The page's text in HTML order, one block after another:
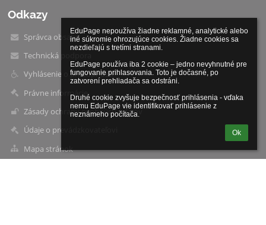
EduPage nepoužíva žiadne reklamné, analytické alebo
iné súkromie ohrozujúce cookies. Žiadne cookies sa
nezdieľajú s tretími stranami.
EduPage používa iba 2 cookie – jedno nevyhnutné pre
fungovanie prihlasovania. Toto je dočasné, po
zatvorení prehliadača sa odstráni.
Druhé cookie zvyšuje bezpečnosť prihlásenia - vďaka
nemu EduPage vie identifikovať prihlásenie z
neznámeho počítača.
Ok
Odkazy
Správca obsahu
Technická podpora
Vyhlásenie o prístupnosti
Právne informácie
Zásady ochrany osobných údajov
Údaje o prevádzkovateľovi
Mapa stránok